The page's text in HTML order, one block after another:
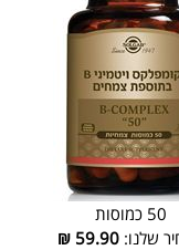
50 כמוסות
שלנו: 59.90
₪